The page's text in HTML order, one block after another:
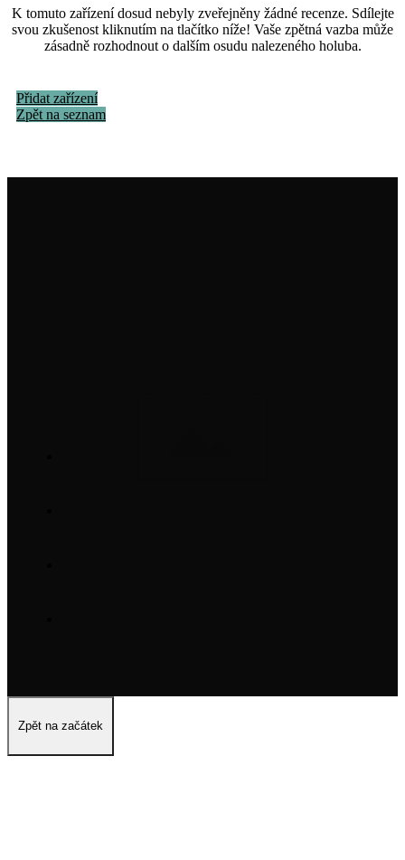
K tomuto zařízení dosud nebyly zveřejněny žádné recenze. Sdílejte
svou zkušenost kliknutím na tlačítko níže! Vaše zpětná vazba může
zásadně rozhodnout o dalším osudu nalezeného holuba.
Přidat zařízení
Zpět na seznam
Zpět na začátek